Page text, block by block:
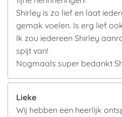
Shirley is zo lief en laat
gemak voelen. Is erg lief
Ik zou iedereen Shirley
spijt van!
Nogmaals super bedankt
Lieke
Wij hebben een heerlijk